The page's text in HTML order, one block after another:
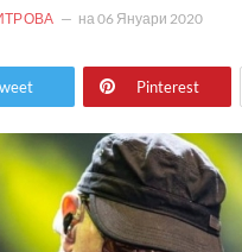
на 06 Януари 2020
Pinterest